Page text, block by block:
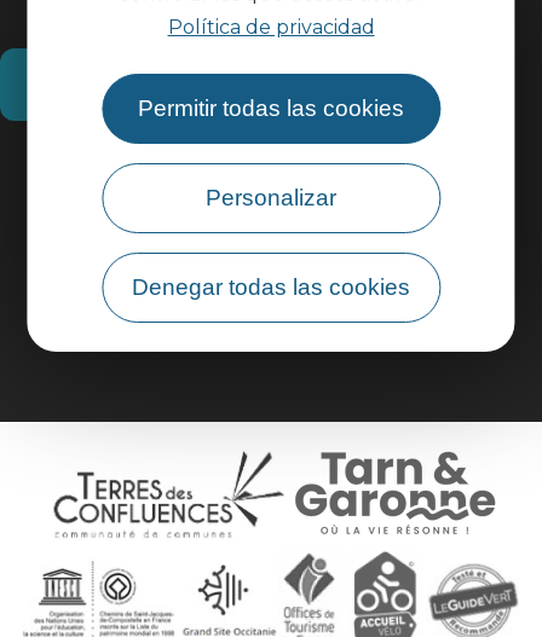
Política de privacidad
Permitir todas las cookies
Personalizar
Denegar todas las cookies
¿Cómo llegar?
Información práctica
Área profesional